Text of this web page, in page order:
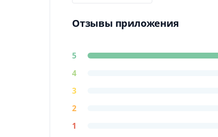
Отзывы приложения
5
4
3
2
1